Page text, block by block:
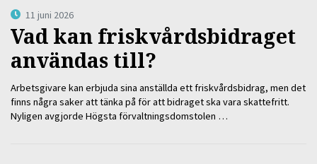
11 juni 2026
Vad kan friskvårdsbidraget
användas till?
Arbetsgivare kan erbjuda sina anställda ett friskvårdsbidrag, men det
finns några saker att tänka på för att bidraget ska vara skattefritt.
Nyligen avgjorde Högsta förvaltningsdomstolen …